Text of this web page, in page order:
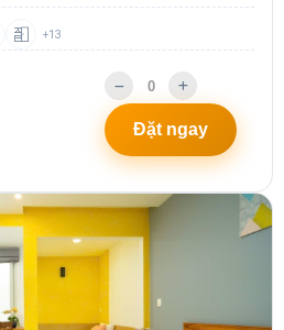
+13
Đặt ngay